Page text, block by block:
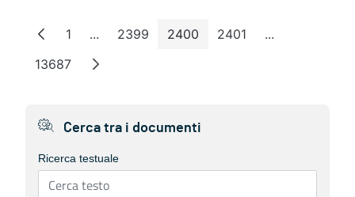
Page
1 ...Intermediate Pages
Page
2399 Page
2400 Page
2401 ...Intermediate
Page
13687
Cerca tra i documenti
Ricerca testuale